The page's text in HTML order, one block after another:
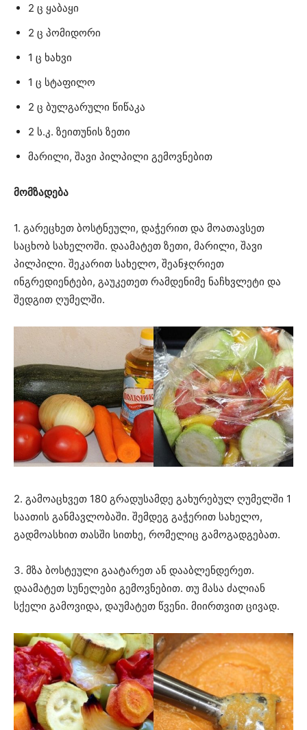
2 ც ყაბაყი
2 ც პომიდორი
1 ც ხახვი
1 ც სტაფილო
2 ც ბულგარული წიწაკა
2 ს.კ. ზეითუნის ზეთი
მარილი, შავი პილპილი გემოვნებით
მომზადება
1. გარეცხეთ ბოსტნეული, დაჭერით და მოათავსეთ
საცხობ სახელოში. დაამატეთ ზეთი, მარილი, შავი
პილპილი. შეკარით სახელო, შეანჯღრიეთ
ინგრედიენტები, გაუკეთეთ რამდენიმე ნაჩხვლეტი და
შედგით ღუმელში.
2. გამოაცხვეთ 180 გრადუსამდე გახურებულ ღუმელში 1
საათის განმავლობაში. შემდეგ გაჭერით სახელო,
გადმოასხით თასში სითხე, რომელიც გამოგადგებათ.
3. მზა ბოსტეული გაატარეთ ან დააბლენდერეთ.
დაამატეთ სუნელები გემოვნებით. თუ მასა ძალიან
სქელი გამოვიდა, დაუმატეთ წვენი. მიირთვით ცივად.